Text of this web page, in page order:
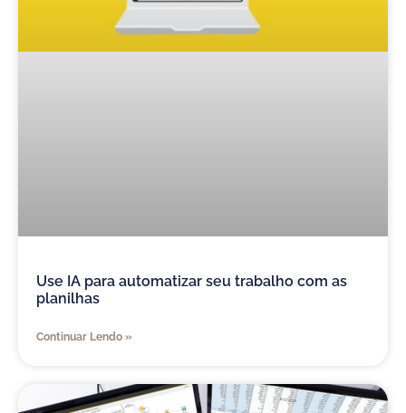
Use IA para automatizar seu trabalho com as
planilhas
Continuar Lendo »